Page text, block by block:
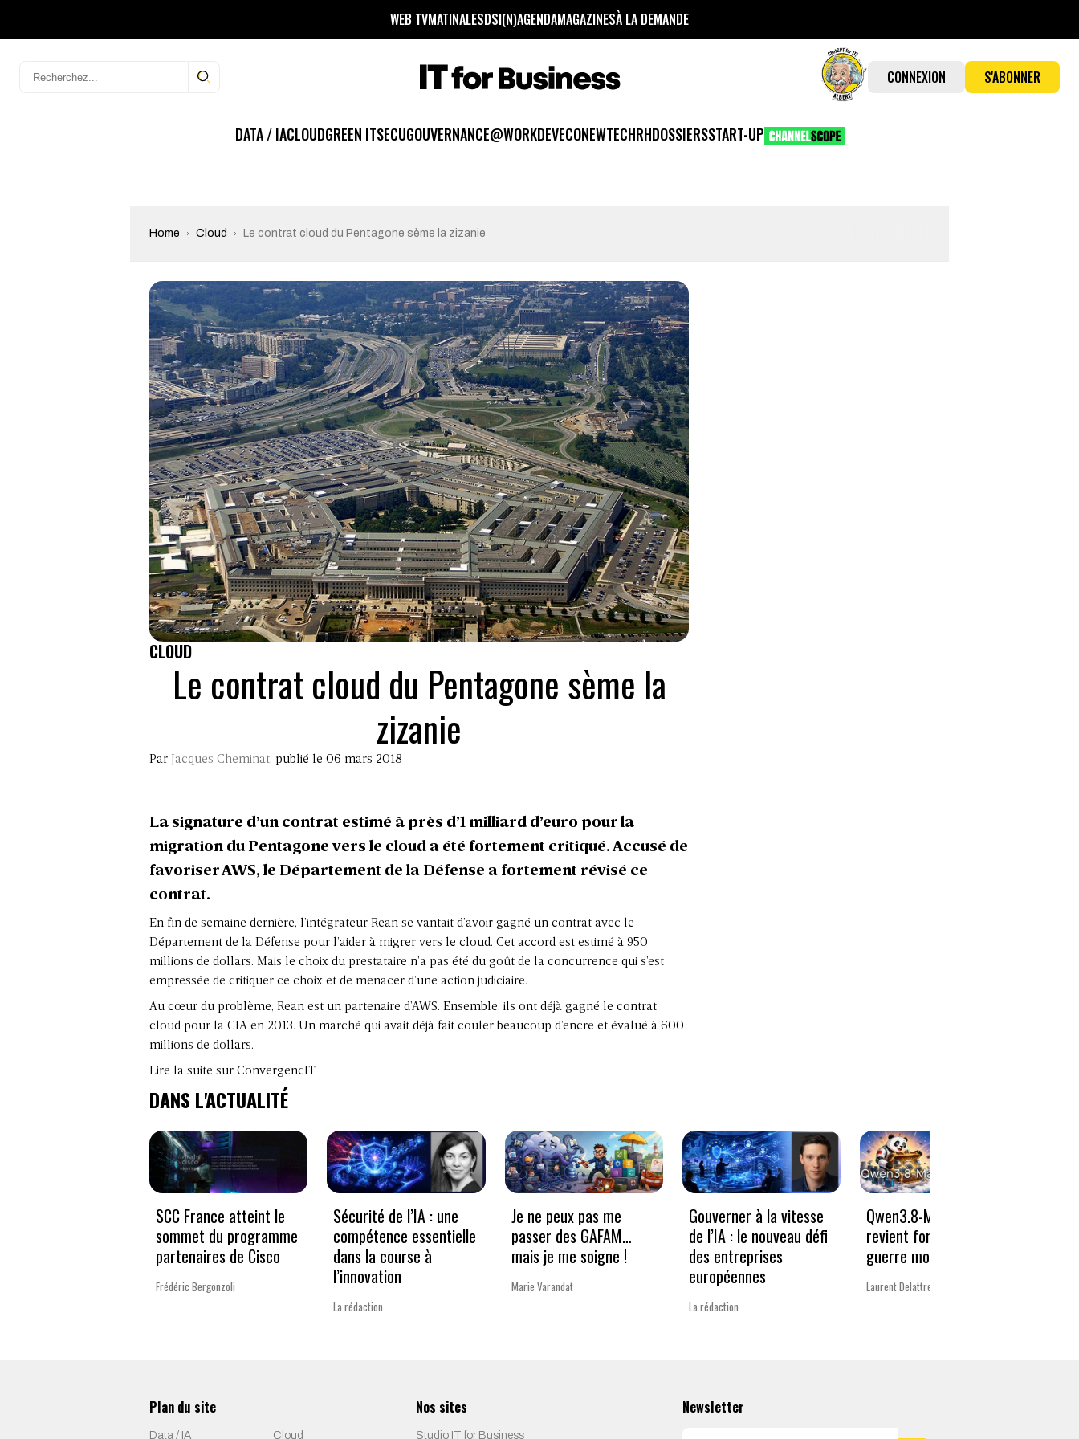
WEB TVMATINALESDSI(N)AGENDAMAGAZINESÀ LA DEMANDE
CONNEXION S'ABONNER
DATA / IACLOUDGREEN ITSECUGOUVERNANCE@WORKDEVECONEWTECHRHDOSSIERSSTART-UP
Home Cloud Le contrat cloud du Pentagone sème la zizanie
CLOUD
Le contrat cloud du Pentagone sème la
zizanie
Par Jacques Cheminat, publié le 06 mars 2018
La signature d’un contrat estimé à près d’1 milliard d’euro pour la
migration du Pentagone vers le cloud a été fortement critiqué. Accusé de
favoriser AWS, le Département de la Défense a fortement révisé ce
contrat.
En fin de semaine dernière, l’intégrateur Rean se vantait d’avoir gagné un contrat avec le
Département de la Défense pour l’aider à migrer vers le cloud. Cet accord est estimé à 950
millions de dollars. Mais le choix du prestataire n’a pas été du goût de la concurrence qui s’est
empressée de critiquer ce choix et de menacer d’une action judiciaire.
Au cœur du problème, Rean est un partenaire d’AWS. Ensemble, ils ont déjà gagné le contrat
cloud pour la CIA en 2013. Un marché qui avait déjà fait couler beaucoup d’encre et évalué à 600
millions de dollars.
Lire la suite sur ConvergencIT
DANS L'ACTUALITÉ
SCC France atteint le
sommet du programme
partenaires de Cisco
Frédéric Bergonzoli
Sécurité de l’IA : une
compétence essentielle
dans la course à
l’innovation
La rédaction
Je ne peux pas me
passer des GAFAM…
mais je me soigne !
Marie Varandat
Gouverner à la vitesse
de l’IA : le nouveau défi
des entreprises
européennes
La rédaction
Qwen3.8-Max : Alibaba
revient fort dans la
guerre mondiale des IA
Laurent Delattre
Plan du site
Data / IA Cloud
Nos sites
Studio IT for Business
Newsletter